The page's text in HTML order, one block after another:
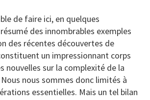
de faire ici, en quelques
des innombrables exemples
des récentes découvertes de
un impressionnant corps
nouvelles sur la complexité de la
nous sommes donc limités à
essentielles. Mais un tel bilan